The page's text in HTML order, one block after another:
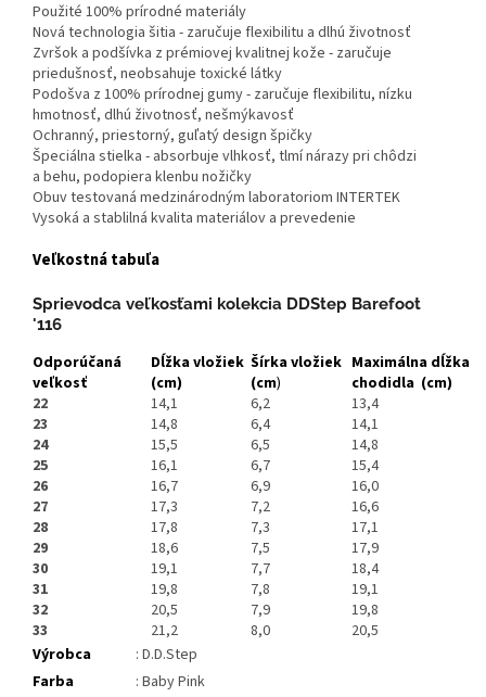
Použité 100% prírodné materiály
Nová technologia šitia - zaručuje flexibilitu a dlhú životnosť
Zvršok a podšívka z prémiovej kvalitnej kože - zaručuje
priedušnosť, neobsahuje toxické látky
Podošva z 100% prírodnej gumy - zaručuje flexibilitu, nízku
hmotnosť, dlhú životnosť, nešmýkavosť
Ochranný, priestorný, guľatý design špičky
Špeciálna stielka - absorbuje vlhkosť, tlmí nárazy pri chôdzi
a behu, podopiera klenbu nožičky
Obuv testovaná medzinárodným laboratoriom INTERTEK
Vysoká a stablilná kvalita materiálov a prevedenie
Veľkostná tabuľa
Sprievodca veľkosťami kolekcia DDStep Barefoot
'116
Odporúčaná
veľkosť
22
23
24
25
26
27
28
29
30
31
32
33
Dĺžka vložiek
(cm)
14,1
14,8
15,5
16,1
16,7
17,3
17,8
18,6
19,1
19,8
20,5
21,2
Šírka vložiek
(cm)
6,2
6,4
6,5
6,7
6,9
7,2
7,3
7,5
7,7
7,8
7,9
8,0
Maximálna dĺžka
chodidla (cm)
13,4
14,1
14,8
15,4
16,0
16,6
17,1
17,9
18,4
19,1
19,8
20,5
Výrobca
: D.D.Step
Farba
: Baby Pink